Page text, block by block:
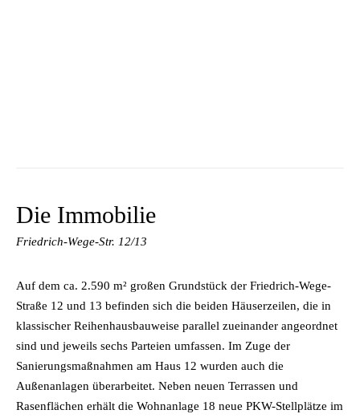
Die Immobilie
Friedrich-Wege-Str. 12/13
Auf dem ca. 2.590 m² großen Grundstück der Friedrich-Wege-
Straße 12 und 13 befinden sich die beiden Häuserzeilen, die in
klassischer Reihenhausbauweise parallel zueinander angeordnet
sind und jeweils sechs Parteien umfassen. Im Zuge der
Sanierungsmaßnahmen am Haus 12 wurden auch die
Außenanlagen überarbeitet. Neben neuen Terrassen und
Rasenflächen erhält die Wohnanlage 18 neue PKW-Stellplätze im